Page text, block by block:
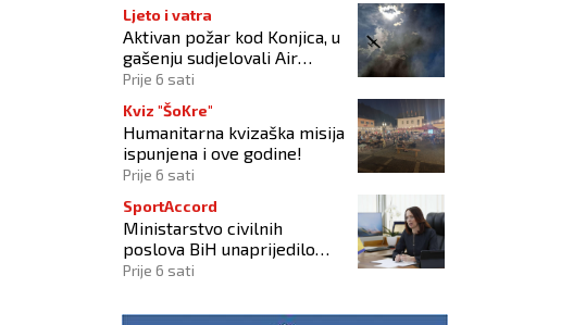
Ljeto i vatra
Aktivan požar kod Konjica, u
gašenju sudjelovali Air
Tractor i helikopter OS-a
Prije 6 sati
Kviz "ŠoKre"
Humanitarna kvizaška misija
ispunjena i ove godine!
Prije 6 sati
SportAccord
Ministarstvo civilnih
poslova BiH unaprijedilo
sustav registracije sportskih
Prije 6 sati